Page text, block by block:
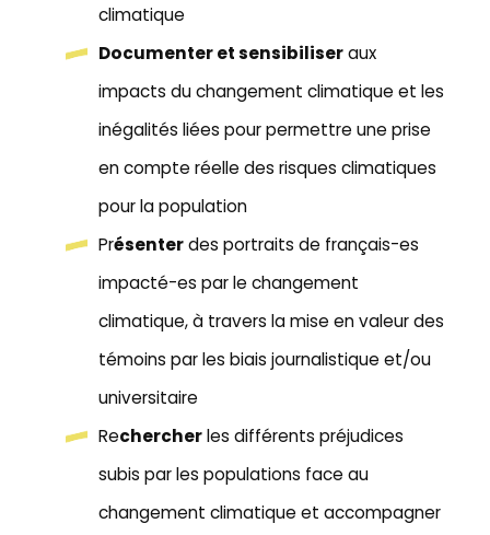
climatique
Documenter et sensibiliseraux
impacts du changement climatique et les
inégalités liées pour permettre une prise
en compte réelle des risques climatiques
pour la population
Présenterdes portraits de français-es
impacté-es par le changement
climatique, à travers la mise en valeur des
témoins par les biais journalistique et/ou
universitaire
Rechercherles différents préjudices
subis par les populations face au
changement climatique et accompagner